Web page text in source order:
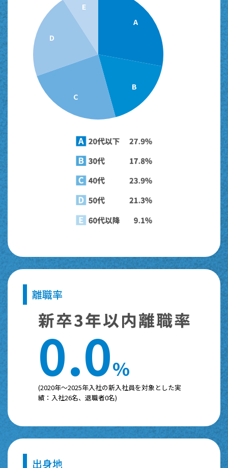
A
B
C
D
E
離職率
0.0%
(2020年～2025年入社の新入社員を対象とした実
績：入社26名、退職者0名)
出身地